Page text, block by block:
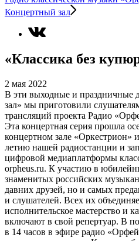
Концертный зал
«Классика без
2 мая 2022
В эти выходные и праздничные
зал» мы приготовили
трансляций проекта Радио
Эта концертная серия прошла
концертном зале «Оркестрион»
летию нашей радиостанции и
цифровой медиаплатформы
orpheus.ru. К участию в
знаменитых российских
давних друзей, но и самых
и слушателей. Всех их
исполнительское мастерство и
включают в свой репертуар. В
в 14 часов в эфире радио